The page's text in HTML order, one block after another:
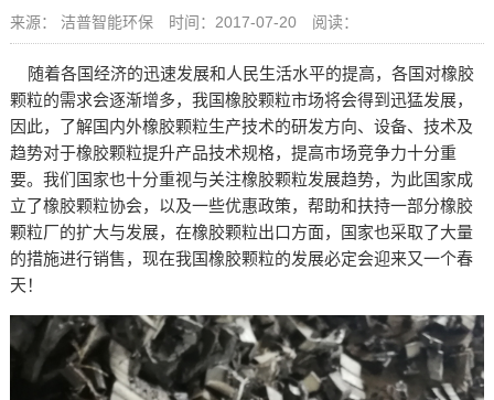
来源： 洁普智能环保 时间：2017-07-20 阅读：
随着各国经济的迅速发展和人民生活水平的提高，各国对橡胶
颗粒的需求会逐渐增多，我国橡胶颗粒市场将会得到迅猛发展，
因此，了解国内外橡胶颗粒生产技术的研发方向、设备、技术及
趋势对于橡胶颗粒提升产品技术规格，提高市场竞争力十分重
要。我们国家也十分重视与关注橡胶颗粒发展趋势，为此国家成
立了橡胶颗粒协会，以及一些优惠政策，帮助和扶持一部分橡胶
颗粒厂的扩大与发展，在橡胶颗粒出口方面，国家也采取了大量
的措施进行销售，现在我国橡胶颗粒的发展必定会迎来又一个春
天！